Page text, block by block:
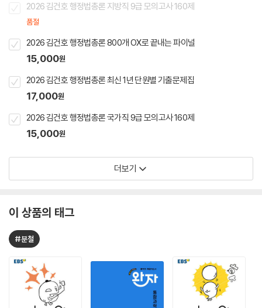
2026 김건호 행정법총론 지방직 9급 모의고사 160제
품절
2026 김건호 행정법총론 800개 OX로 끝내는 파이널
15,000원
2026 김건호 행정법총론 최신 1년 단원별 기출문제집
17,000원
2026 김건호 행정법총론 국가직 9급 모의고사 160제
15,000원
더보기
이 상품의 태그
#분철